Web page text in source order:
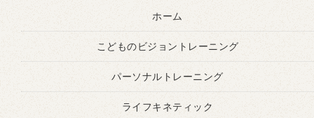
ホーム
こどものビジョントレーニング
パーソナルトレーニング
ライフキネティック